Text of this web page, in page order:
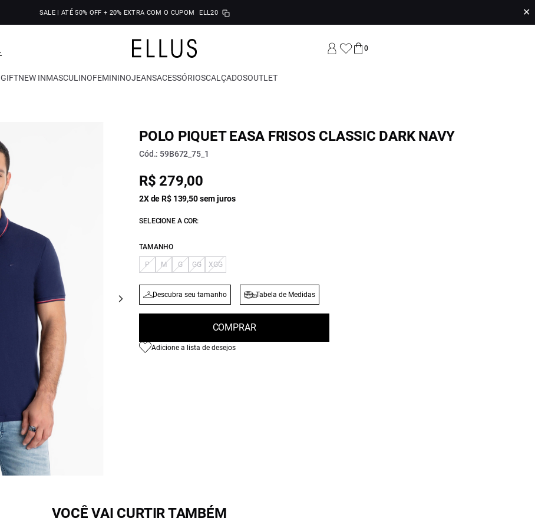
SALE | ATÉ 50% OFF + 20% EXTRA COM O CUPOM ELL20 ✕
0
GIFTNEW INMASCULINOFEMININOJEANSACESSÓRIOSCALÇADOSOUTLET
POLO PIQUET EASA FRISOS CLASSIC DARK NAVY
Cód.: 59B672_75_1
R$ 279,00
2X de R$ 139,50 sem juros
SELECIONE A COR:
TAMANHO
P M G GG XGG
Descubra seu tamanho Tabela de Medidas
COMPRAR
Adicione a lista de desejos
VOCÊ VAI CURTIR TAMBÉM